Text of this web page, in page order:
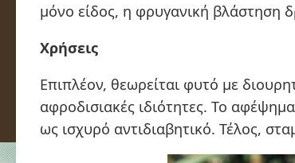
μόνο είδος, η φρυγανική βλάστηση
Χρήσεις
Επιπλέον, θεωρείται φυτό με
αφροδισιακές ιδιότητες. Το
ως ισχυρό αντιδιαβητικό. Τέλος,